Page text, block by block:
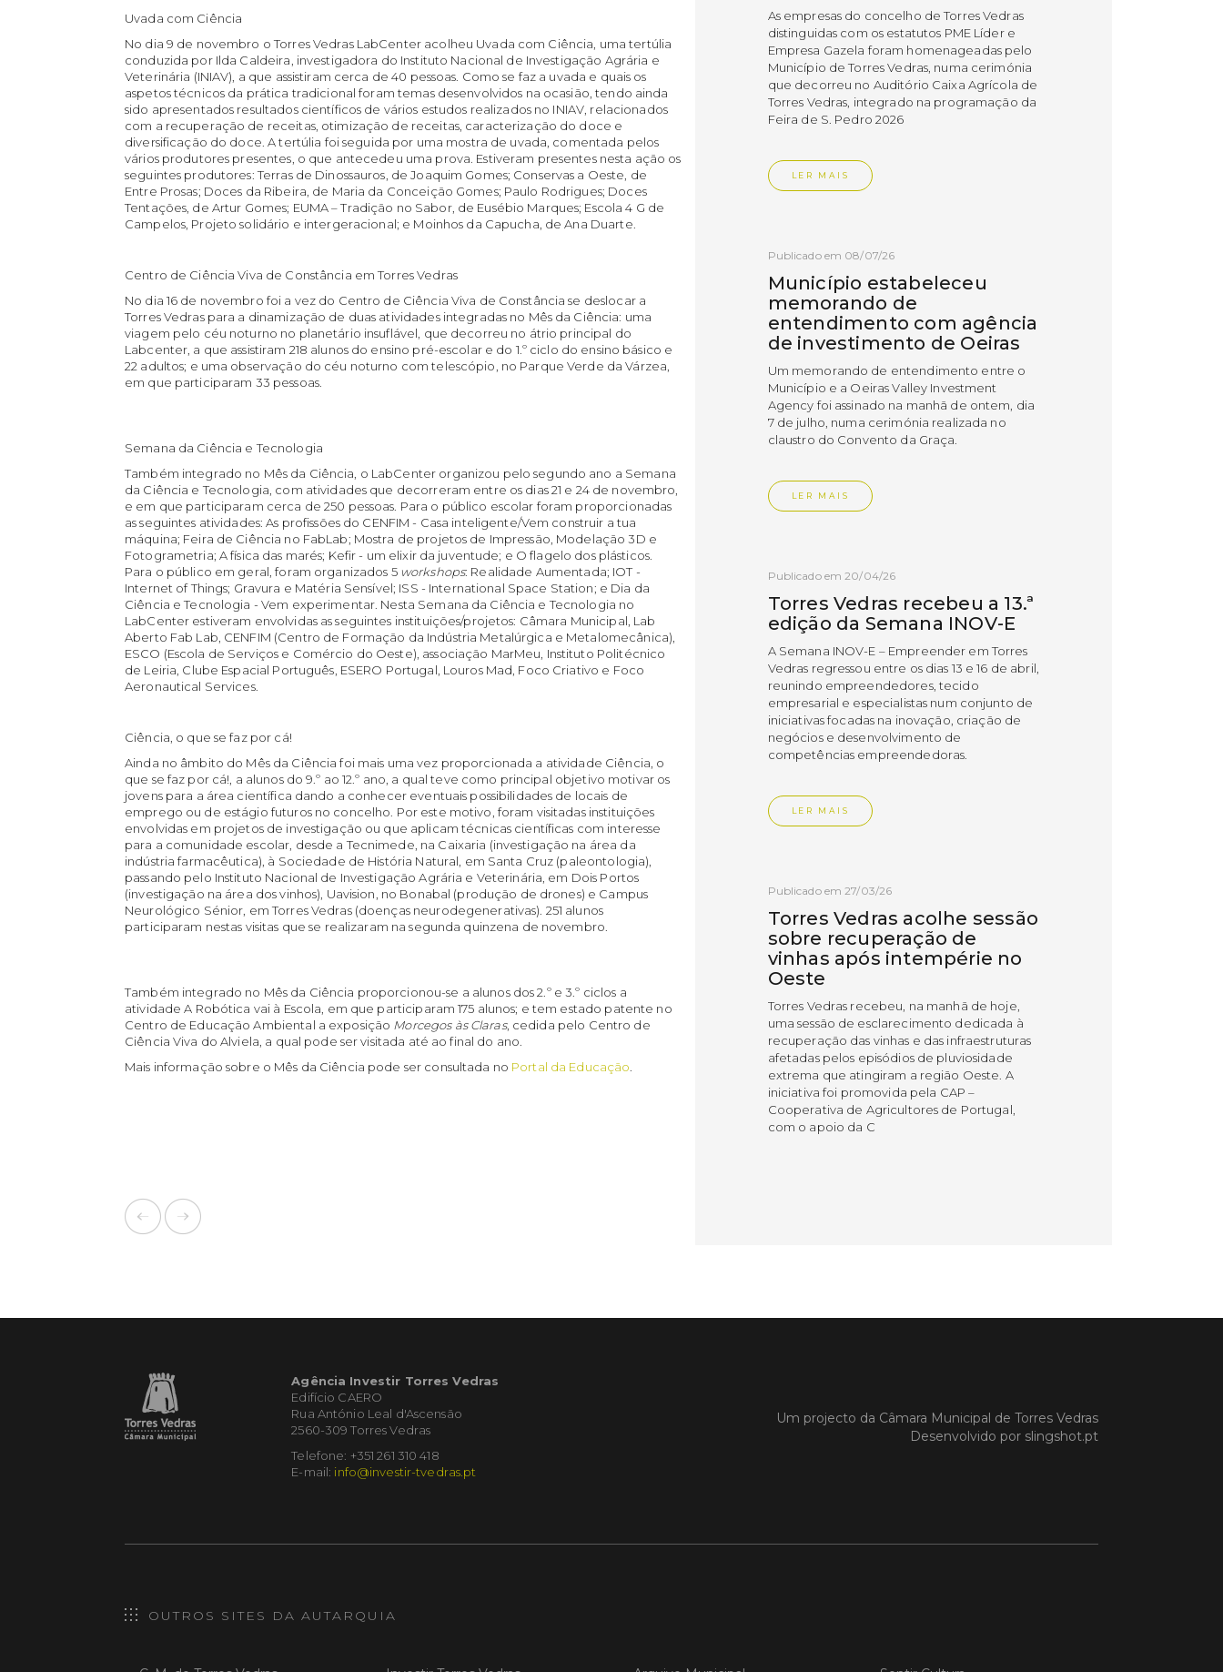
Uvada com Ciência
No dia 9 de novembro o Torres Vedras LabCenter acolheu Uvada com Ciência, uma tertúlia
conduzida por Ilda Caldeira, investigadora do Instituto Nacional de Investigação Agrária e
Veterinária (INIAV), a que assistiram cerca de 40 pessoas. Como se faz a uvada e quais os
aspetos técnicos da prática tradicional foram temas desenvolvidos na ocasião, tendo ainda
sido apresentados resultados científicos de vários estudos realizados no INIAV, relacionados
com a recuperação de receitas, otimização de receitas, caracterização do doce e
diversificação do doce. A tertúlia foi seguida por uma mostra de uvada, comentada pelos
vários produtores presentes, o que antecedeu uma prova. Estiveram presentes nesta ação os
seguintes produtores: Terras de Dinossauros, de Joaquim Gomes; Conservas a Oeste, de
Entre Prosas; Doces da Ribeira, de Maria da Conceição Gomes; Paulo Rodrigues; Doces
Tentações, de Artur Gomes; EUMA – Tradição no Sabor, de Eusébio Marques; Escola 4 G de
Campelos, Projeto solidário e intergeracional; e Moinhos da Capucha, de Ana Duarte.
Centro de Ciência Viva de Constância em Torres Vedras
No dia 16 de novembro foi a vez do Centro de Ciência Viva de Constância se deslocar a
Torres Vedras para a dinamização de duas atividades integradas no Mês da Ciência: uma
viagem pelo céu noturno no planetário insuflável, que decorreu no átrio principal do
Labcenter, a que assistiram 218 alunos do ensino pré-escolar e do 1.º ciclo do ensino básico e
22 adultos; e uma observação do céu noturno com telescópio, no Parque Verde da Várzea,
em que participaram 33 pessoas.
Semana da Ciência e Tecnologia
Também integrado no Mês da Ciência, o LabCenter organizou pelo segundo ano a Semana
da Ciência e Tecnologia, com atividades que decorreram entre os dias 21 e 24 de novembro,
e em que participaram cerca de 250 pessoas. Para o público escolar foram proporcionadas
as seguintes atividades: As profissões do CENFIM - Casa inteligente/Vem construir a tua
máquina; Feira de Ciência no FabLab; Mostra de projetos de Impressão, Modelação 3D e
Fotogrametria; A física das marés; Kefir - um elixir da juventude; e O flagelo dos plásticos.
Para o público em geral, foram organizados 5 workshops: Realidade Aumentada; IOT -
Internet of Things; Gravura e Matéria Sensível; ISS - International Space Station; e Dia da
Ciência e Tecnologia - Vem experimentar. Nesta Semana da Ciência e Tecnologia no
LabCenter estiveram envolvidas as seguintes instituições/projetos: Câmara Municipal, Lab
Aberto Fab Lab, CENFIM (Centro de Formação da Indústria Metalúrgica e Metalomecânica),
ESCO (Escola de Serviços e Comércio do Oeste), associação MarMeu, Instituto Politécnico
de Leiria, Clube Espacial Português, ESERO Portugal, Louros Mad, Foco Criativo e Foco
Aeronautical Services.
Ciência, o que se faz por cá!
Ainda no âmbito do Mês da Ciência foi mais uma vez proporcionada a atividade Ciência, o
que se faz por cá!, a alunos do 9.º ao 12.º ano, a qual teve como principal objetivo motivar os
jovens para a área científica dando a conhecer eventuais possibilidades de locais de
emprego ou de estágio futuros no concelho. Por este motivo, foram visitadas instituições
envolvidas em projetos de investigação ou que aplicam técnicas científicas com interesse
para a comunidade escolar, desde a Tecnimede, na Caixaria (investigação na área da
indústria farmacêutica), à Sociedade de História Natural, em Santa Cruz (paleontologia),
passando pelo Instituto Nacional de Investigação Agrária e Veterinária, em Dois Portos
(investigação na área dos vinhos), Uavision, no Bonabal (produção de drones) e Campus
Neurológico Sénior, em Torres Vedras (doenças neurodegenerativas). 251 alunos
participaram nestas visitas que se realizaram na segunda quinzena de novembro.
Também integrado no Mês da Ciência proporcionou-se a alunos dos 2.º e 3.º ciclos a
atividade A Robótica vai à Escola, em que participaram 175 alunos; e tem estado patente no
Centro de Educação Ambiental a exposição Morcegos às Claras, cedida pelo Centro de
Ciência Viva do Alviela, a qual pode ser visitada até ao final do ano.
Mais informação sobre o Mês da Ciência pode ser consultada no Portal da Educação
As empresas do concelho de Torres Vedras
distinguidas com os estatutos PME Líder e
Empresa Gazela foram homenageadas pelo
Município de Torres Vedras, numa cerimónia
que decorreu no Auditório Caixa Agrícola de
Torres Vedras, integrado na programação da
Feira de S. Pedro 2026
LER MAIS
Publicado em 08/07/26
Município estabeleceu
memorando de
entendimento com agência
de investimento de Oeiras
Um memorando de entendimento entre o
Município e a Oeiras Valley Investment
Agency foi assinado na manhã de ontem, dia
7 de julho, numa cerimónia realizada no
claustro do Convento da Graça.
LER MAIS
Publicado em 20/04/26
Torres Vedras recebeu a 13.ª
edição da Semana INOV-E
A Semana INOV-E – Empreender em Torres
Vedras regressou entre os dias 13 e 16 de abril,
reunindo empreendedores, tecido
empresarial e especialistas num conjunto de
iniciativas focadas na inovação, criação de
negócios e desenvolvimento de
competências empreendedoras.
LER MAIS
Publicado em 27/03/26
Torres Vedras acolhe sessão
sobre recuperação de
vinhas após intempérie no
Oeste
Torres Vedras recebeu, na manhã de hoje,
uma sessão de esclarecimento dedicada à
recuperação das vinhas e das infraestruturas
afetadas pelos episódios de pluviosidade
extrema que atingiram a região Oeste. A
iniciativa foi promovida pela CAP –
Cooperativa de Agricultores de Portugal,
com o apoio da C
Agência Investir Torres Vedras
Edifício CAERO
Rua António Leal d'Ascensão
2560-309 Torres Vedras
Telefone: +351 261 310 418
E-mail: info@investir-tvedras.pt
Um projecto da Câmara Municipal de Torres Vedras
Desenvolvido por slingshot.pt
OUTROS SITES DA AUTARQUIA